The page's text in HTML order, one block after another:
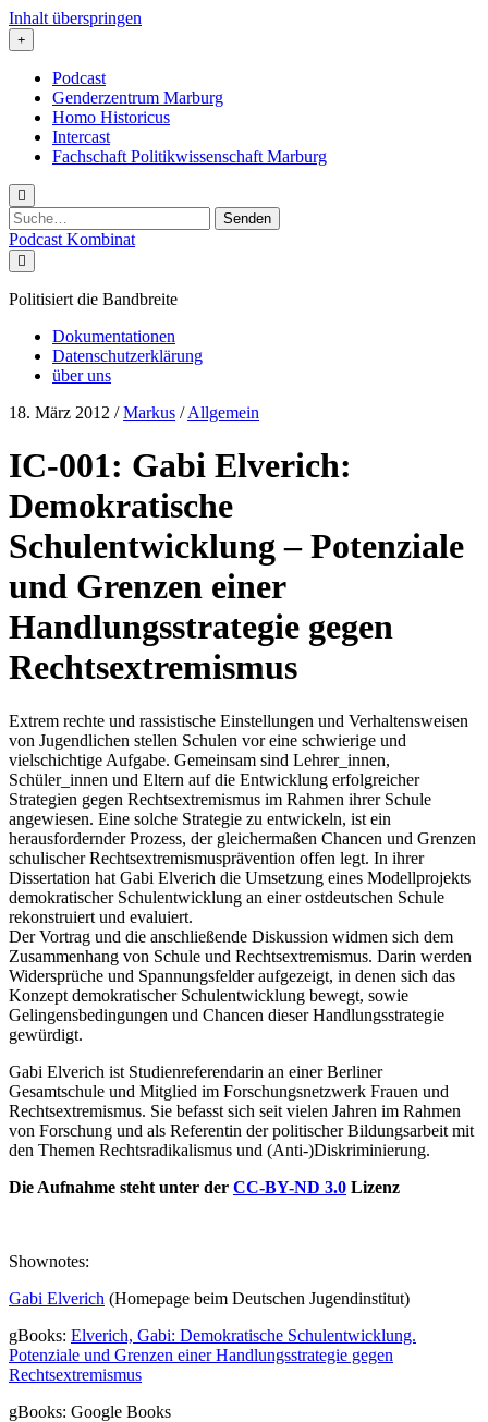
Inhalt überspringen
Podcast
Genderzentrum Marburg
Homo Historicus
Intercast
Fachschaft Politikwissenschaft Marburg
Suchen
nach:
Podcast Kombinat
Politisiert die Bandbreite
Dokumentationen
Datenschutzerklärung
über uns
18. März 2012 /Markus /Allgemein
IC-001: Gabi Elverich:
Demokratische
Schulentwicklung – Potenziale
und Grenzen einer
Handlungsstrategie gegen
Rechtsextremismus
Extrem rechte und rassistische Einstellungen und Verhaltensweisen
von Jugendlichen stellen Schulen vor eine schwierige und
vielschichtige Aufgabe. Gemeinsam sind Lehrer_innen,
Schüler_innen und Eltern auf die Entwicklung erfolgreicher
Strategien gegen Rechtsextremismus im Rahmen ihrer Schule
angewiesen. Eine solche Strategie zu entwickeln, ist ein
herausfordernder Prozess, der gleichermaßen Chancen und Grenzen
schulischer Rechtsextremismusprävention offen legt. In ihrer
Dissertation hat Gabi Elverich die Umsetzung eines Modellprojekts
demokratischer Schulentwicklung an einer ostdeutschen Schule
rekonstruiert und evaluiert.
Der Vortrag und die anschließende Diskussion widmen sich dem
Zusammenhang von Schule und Rechtsextremismus. Darin werden
Widersprüche und Spannungsfelder aufgezeigt, in denen sich das
Konzept demokratischer Schulentwicklung bewegt, sowie
Gelingensbedingungen und Chancen dieser Handlungsstrategie
gewürdigt.
Gabi Elverich ist Studienreferendarin an einer Berliner
Gesamtschule und Mitglied im Forschungsnetzwerk Frauen und
Rechtsextremismus. Sie befasst sich seit vielen Jahren im Rahmen
von Forschung und als Referentin der politischer Bildungsarbeit mit
den Themen Rechtsradikalismus und (Anti-)Diskriminierung.
Die Aufnahme steht unter der CC-BY-ND 3.0 Lizenz
Shownotes:
Gabi Elverich (Homepage beim Deutschen Jugendinstitut)
gBooks: Elverich, Gabi: Demokratische Schulentwicklung.
Potenziale und Grenzen einer Handlungsstrategie gegen
Rechtsextremismus
gBooks: Google Books